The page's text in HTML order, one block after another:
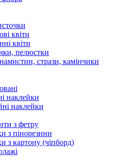
квіти
квіти
пелюстки
стрази, камінчики
наклейки
наклейки
з фетру
з пінорезини
з картону (чіпборд)